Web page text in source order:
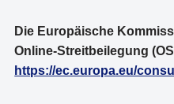
Die Europäische
Online-Streitbeilegung
https://ec.europa.eu/